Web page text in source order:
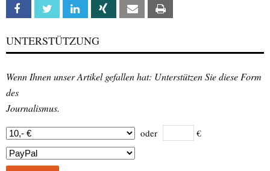
Facebook Twitter Linkedin Xing Email
UNTERSTÜTZUNG
Wenn Ihnen unser Artikel gefallen hat: Unterstützen Sie diese Form
des
Journalismus.
oder €